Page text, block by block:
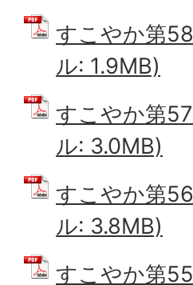
すこやか第
ル: 1.9MB)
すこやか第
ル: 3.0MB)
すこやか第
ル: 3.8MB)
すこやか第